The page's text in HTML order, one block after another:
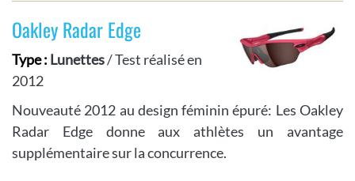
Oakley Radar Edge
Type : Lunettes/ Test réalisé en
2012
Nouveauté 2012 au design féminin épuré: Les Oakley
Radar Edge donne aux athlètes un avantage
supplémentaire sur la concurrence.